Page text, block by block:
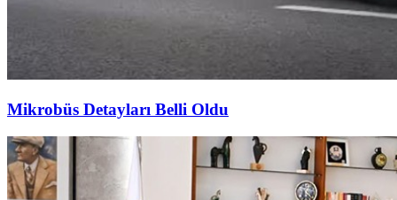
Mikrobüs Detayları Belli Oldu